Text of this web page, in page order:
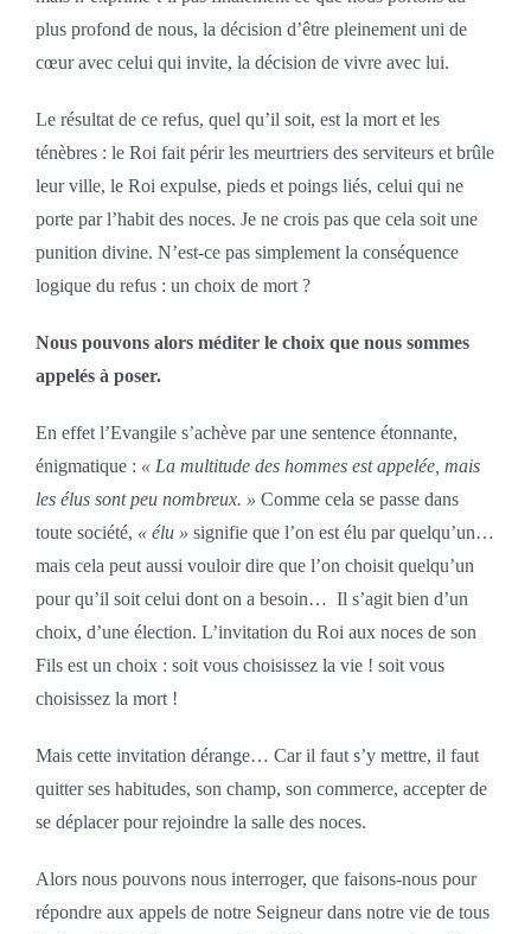
plus profond de nous, la décision d’être pleinement uni de
cœur avec celui qui invite, la décision de vivre avec lui.
Le résultat de ce refus, quel qu’il soit, est la mort et les
ténèbres : le Roi fait périr les meurtriers des serviteurs et brûle
leur ville, le Roi expulse, pieds et poings liés, celui qui ne
porte par l’habit des noces. Je ne crois pas que cela soit une
punition divine. N’est-ce pas simplement la conséquence
logique du refus : un choix de mort ?
Nous pouvons alors méditer le choix que nous sommes
appelés à poser.
En effet l’Evangile s’achève par une sentence étonnante,
énigmatique : « La multitude des hommes est appelée, mais
les élus sont peu nombreux. » Comme cela se passe dans
toute société, « élu » signifie que l’on est élu par quelqu’un…
mais cela peut aussi vouloir dire que l’on choisit quelqu’un
pour qu’il soit celui dont on a besoin… Il s’agit bien d’un
choix, d’une élection. L’invitation du Roi aux noces de son
Fils est un choix : soit vous choisissez la vie ! soit vous
choisissez la mort !
Mais cette invitation dérange… Car il faut s’y mettre, il faut
quitter ses habitudes, son champ, son commerce, accepter de
se déplacer pour rejoindre la salle des noces.
Alors nous pouvons nous interroger, que faisons-nous pour
répondre aux appels de notre Seigneur dans notre vie de tous